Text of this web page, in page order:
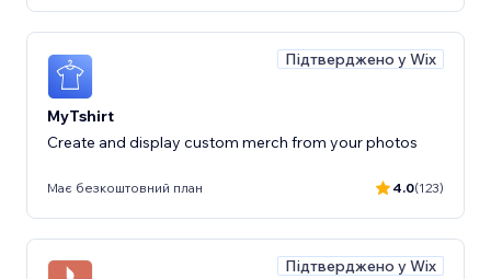
Підтверджено у Wix
MyTshirt
Create and display custom merch from your photos
Має безкоштовний план 4.0(123)
Підтверджено у Wix